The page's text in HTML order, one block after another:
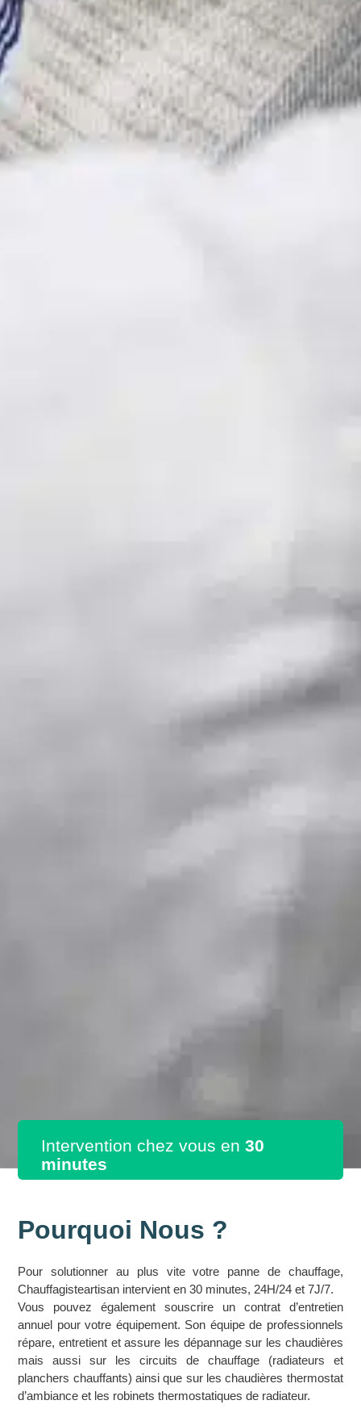
Intervention chez vous en 30
minutes
Pourquoi Nous ?
Pour solutionner au plus vite votre panne de chauffage,
Chauffagisteartisan intervient en 30 minutes, 24H/24 et 7J/7.
Vous pouvez également souscrire un contrat d’entretien
annuel pour votre équipement. Son équipe de professionnels
répare, entretient et assure les dépannage sur les chaudières
mais aussi sur les circuits de chauffage (radiateurs et
planchers chauffants) ainsi que sur les chaudières thermostat
d’ambiance et les robinets thermostatiques de radiateur.